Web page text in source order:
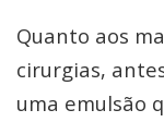
Quanto aos
cirurgias,
uma emulsão